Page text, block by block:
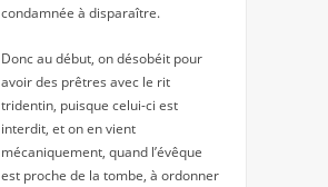
condamnée à disparaître.
Donc au début, on désobéit pour
avoir des prêtres avec le rit
tridentin, puisque celui-ci est
interdit, et on en vient
mécaniquement, quand l’évêque
est proche de la tombe, à ordonner